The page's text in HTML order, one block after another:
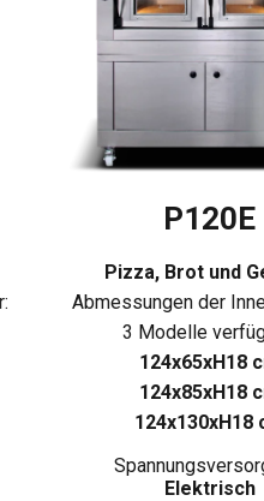
P120E
Pizza, Brot und
Abmessungen der
3 Modelle
124x65xH18
124x85xH18
124x130xH18
Elektrisch